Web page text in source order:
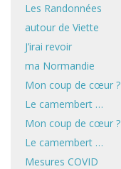
Les Randonnées
autour de Viette
J’irai revoir
ma Normandie
Mon coup de cœur ?
Le camembert …
Mon coup de cœur ?
Le camembert …
Mesures COVID